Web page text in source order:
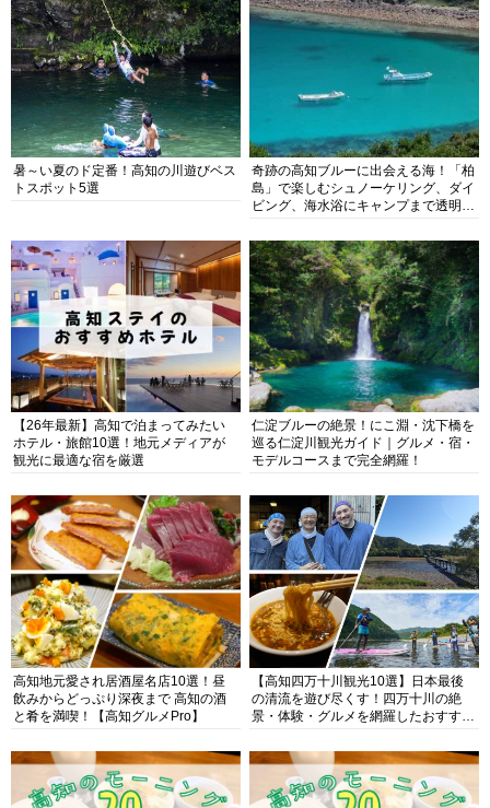
暑～い夏のド定番！高知の川遊びベス
トスポット5選
奇跡の高知ブルーに出会える海！「柏
島」で楽しむシュノーケリング、ダイ
ビング、海水浴にキャンプまで透明度
【26年最新】高知で泊まってみたい
ホテル・旅館10選！地元メディアが
観光に最適な宿を厳選
仁淀ブルーの絶景！にこ淵・沈下橋を
巡る仁淀川観光ガイド｜グルメ・宿・
モデルコースまで完全網羅！
高知地元愛され居酒屋名店10選！昼
飲みからどっぷり深夜まで 高知の酒
と肴を満喫！【高知グルメPro】
【高知四万十川観光10選】日本最後
の清流を遊び尽くす！四万十川の絶
景・体験・グルメを網羅したおすすめ